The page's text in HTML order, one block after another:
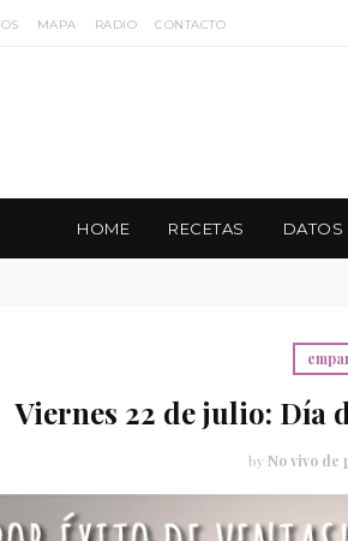
MAPA RADIO CONTACTO
HOME RECETAS DATOS
Viernes 22 de julio: Día
by No vivo de